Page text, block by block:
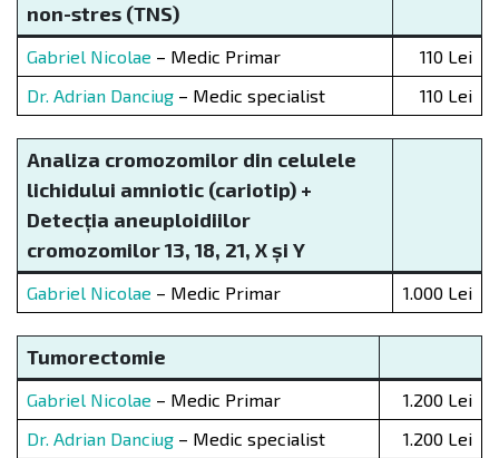
non-stres (TNS)
Gabriel Nicolae – Medic Primar
110 Lei
Dr. Adrian Danciug – Medic specialist 110 Lei
Analiza cromozomilor din celulele
lichidului amniotic (cariotip) +
Detecția aneuploidiilor
cromozomilor 13, 18, 21, X și Y
Gabriel Nicolae – Medic Primar 1.000 Lei
Tumorectomie
Gabriel Nicolae – Medic Primar
1.200 Lei
Dr. Adrian Danciug – Medic specialist 1.200 Lei